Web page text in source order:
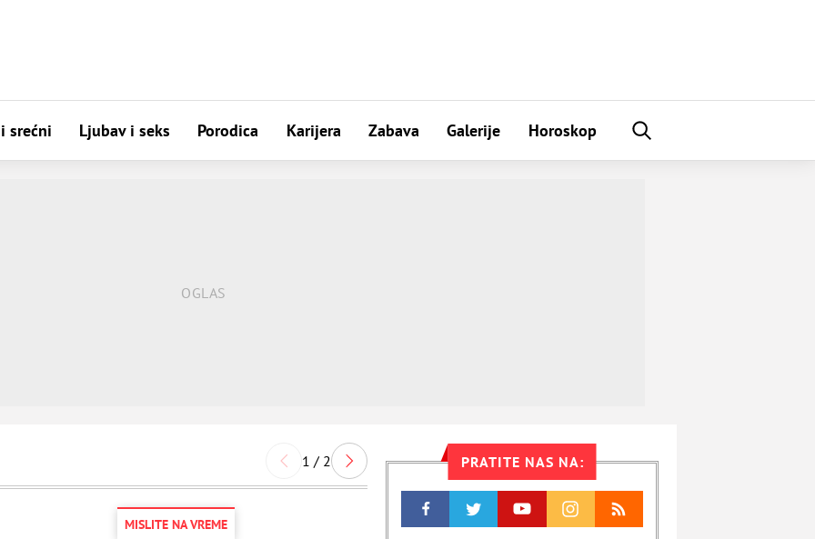
srećni Ljubav i seks Porodica Karijera Zabava Galerije Horoskop
1 / 2
MISLITE NA VREME
PRATITE NAS NA: